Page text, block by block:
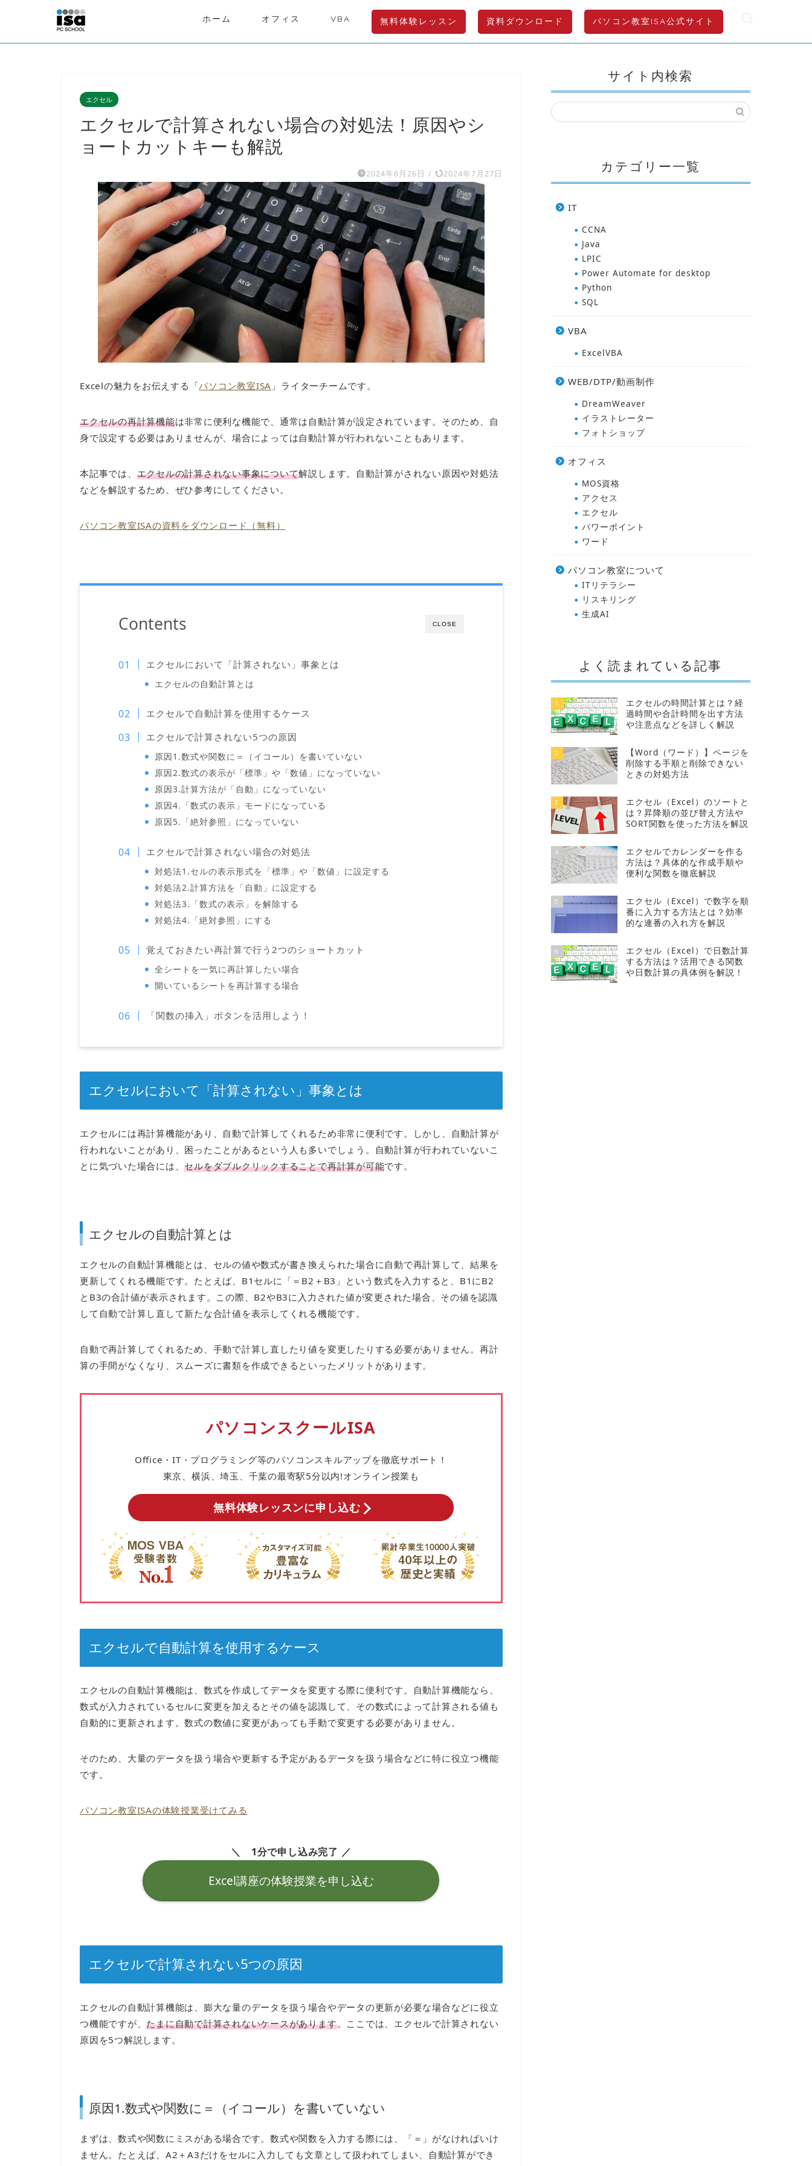
ホーム オフィス VBA 無料体験レッスン 資料ダウンロード パソコン教室ISA公式サイト
エクセル
エクセルで計算されない場合の対処法！原因やシ
ョートカットキーも解説
2024年6月26日 / 2024年7月27日
Excelの魅力をお伝えする「パソコン教室ISA 」ライターチームです。
エクセルの再計算機能は非常に便利な機能で、通常は自動計算が設定されています。そのため、自
身で設定する必要はありませんが、場合によっては自動計算が行われないこともあります。
本記事では、 エクセルの計算されない事象について解説します。自動計算がされない原因や対処法
などを解説するため、ぜひ参考にしてください。
パソコン教室ISAの資料をダウンロード（無料）
CLOSE
Contents
エクセルにおいて「計算されない」事象とは
エクセルの自動計算とは
エクセルで自動計算を使用するケース
エクセルで計算されない5つの原因
原因1.数式や関数に＝（イコール）を書いていない
原因2.数式の表示が「標準」や「数値」になっていない
原因3.計算方法が「自動」になっていない
原因4.「数式の表示」モードになっている
原因5.「絶対参照」になっていない
エクセルで計算されない場合の対処法
対処法1.セルの表示形式を「標準」や「数値」に設定する
対処法2.計算方法を「自動」に設定する
対処法3.「数式の表示」を解除する
対処法4.「絶対参照」にする
覚えておきたい再計算で行う2つのショートカット
全シートを一気に再計算したい場合
開いているシートを再計算する場合
「関数の挿入」ボタンを活用しよう！
エクセルにおいて「計算されない」事象とは
エクセルには再計算機能があり、自動で計算してくれるため非常に便利です。しかし、自動計算が
行われないことがあり、困ったことがあるという人も多いでしょう。自動計算が行われていないこ
とに気づいた場合には、セルをダブルクリックすることで再計算が可能です。
エクセルの自動計算とは
エクセルの自動計算機能とは、セルの値や数式が書き換えられた場合に自動で再計算して、結果を
更新してくれる機能です。たとえば、B1セルに「＝B2＋B3」という数式を入力すると、B1にB2
とB3の合計値が表示されます。この際、B2やB3に入力された値が変更された場合、その値を認識
して自動で計算し直して新たな合計値を表示してくれる機能です。
自動で再計算してくれるため、手動で計算し直したり値を変更したりする必要がありません。再計
算の手間がなくなり、スムーズに書類を作成できるといったメリットがあります。
パソコンスクールISA
Office・IT・プログラミング等のパソコンスキルアップを徹底サポート！
東京、横浜、埼玉、千葉の最寄駅5分以内!オンライン授業も
無料体験レッスンに申し込む
エクセルで自動計算を使用するケース
エクセルの自動計算機能は、数式を作成してデータを変更する際に便利です。自動計算機能なら、
数式が入力されているセルに変更を加えるとその値を認識して、その数式によって計算される値も
自動的に更新されます。数式の数値に変更があっても手動で変更する必要がありません。
そのため、大量のデータを扱う場合や更新する予定があるデータを扱う場合などに特に役立つ機能
です。
パソコン教室ISAの体験授業受けてみる
＼ 1分で申し込み完了 ／
Excel講座の体験授業を申し込む
エクセルで計算されない5つの原因
エクセルの自動計算機能は、膨大な量のデータを扱う場合やデータの更新が必要な場合などに役立
つ機能ですが、たまに自動で計算されないケースがあります。ここでは、エクセルで計算されない
原因を5つ解説します。
原因1.数式や関数に＝（イコール）を書いていない
まずは、数式や関数にミスがある場合です。数式や関数を入力する際には、「＝」がなければいけ
ません。たとえば、A2＋A3だけをセルに入力しても文章として扱われてしまい、自動計算ができ
サイト内検索
カテゴリー一覧
IT
CCNA
Java
LPIC
Power Automate for desktop
Python
SQL
VBA
ExcelVBA
WEB/DTP/動画制作
DreamWeaver
イラストレーター
フォトショップ
オフィス
MOS資格
アクセス
エクセル
パワーポイント
ワード
パソコン教室について
ITリテラシー
リスキリング
生成AI
よく読まれている記事
1
エクセルの時間計算とは？経
過時間や合計時間を出す方法
や注意点などを詳しく解説
2
【Word（ワード）】ページを
削除する手順と削除できない
ときの対処方法
3
エクセル（Excel）のソートと
は？昇降順の並び替え方法や
SORT関数を使った方法を解説
4
エクセルでカレンダーを作る
方法は？具体的な作成手順や
便利な関数を徹底解説
5
エクセル（Excel）で数字を順
番に入力する方法とは？効率
的な連番の入れ方を解説
6
エクセル（Excel）で日数計算
する方法は？活用できる関数
や日数計算の具体例を解説！